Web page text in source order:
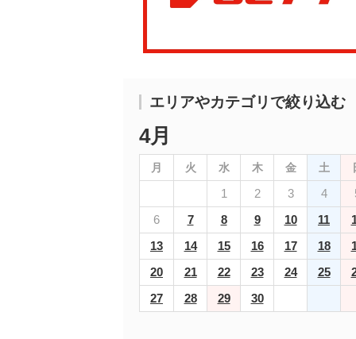
エリアやカテゴリで絞り込む
4月
月 火 水 木 金 土
1 2 3 4
6
7 8 9 10 11
13
14 15 16 17 18
20
21 22 23 24 25
27
28 29 30